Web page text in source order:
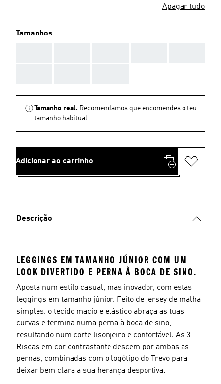
Apagar tudo
Tamanhos
Tamanho real. Recomendamos que encomendes o teu
tamanho habitual.
Adicionar ao carrinho
Descrição
LEGGINGS EM TAMANHO JÚNIOR COM UM
LOOK DIVERTIDO E PERNA À BOCA DE SINO.
Aposta num estilo casual, mas inovador, com estas
leggings em tamanho júnior. Feito de jersey de malha
simples, o tecido macio e elástico abraça as tuas
curvas e termina numa perna à boca de sino,
resultando num corte lisonjeiro e confortável. As 3
Riscas em cor contrastante descem por ambas as
pernas, combinadas com o logótipo do Trevo para
deixar bem clara a sua herança desportiva.